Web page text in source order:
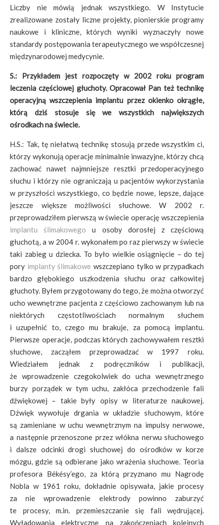
Liczby nie mówią jednak wszystkiego. W Instytucie
zrealizowane zostały liczne projekty, pionierskie programy
naukowe i kliniczne, których wyniki wyznaczyły nowe
standardy postępowania terapeutycznego we współczesnej
międzynarodowej medycynie.
S.: Przykładem jest rozpoczęty w 2002 roku program
leczenia częściowej głuchoty. Opracował Pan też technikę
operacyjną wszczepienia implantu przez okienko okrągłe,
którą dziś stosuje się we wszystkich największych
ośrodkach na świecie.
H.S.: Tak, tę niełatwą technikę stosują przede wszystkim ci,
którzy wykonują operacje minimalnie inwazyjne, którzy chcą
zachować nawet najmniejsze resztki przedoperacyjnego
słuchu i którzy nie ograniczają u pacjentów wykorzystania
w przyszłości wszystkiego, co będzie nowe, lepsze, dające
jeszcze większe możliwości słuchowe. W 2002 r.
przeprowadziłem pierwszą w świecie operację wszczepienia
implantu ślimakowego u osoby dorosłej z częściową
głuchotą, a w 2004 r. wykonałem po raz pierwszy w świecie
taki zabieg u dziecka. To było wielkie osiągnięcie – do tej
pory implanty ślimakowe wszczepiano tylko w przypadkach
bardzo głębokiego uszkodzenia słuchu oraz całkowitej
głuchoty. Byłem przygotowany do tego, że można otworzyć
ucho wewnętrzne pacjenta z częściowo zachowanym lub na
niektórych częstotliwościach normalnym słuchem
i uzupełnić to, czego mu brakuje, za pomocą implantu.
Pierwsze operacje, podczas których zachowywałem resztki
słuchowe, zacząłem przeprowadzać w 1997 roku.
Wiedziałem jednak z podręczników i publikacji,
że wprowadzenie czegokolwiek do ucha wewnętrznego
burzy porządek w tym uchu, zakłóca przechodzenie fali
dźwiękowej – takie były opisy w literaturze naukowej.
Dźwięk wywołuje drgania w układzie słuchowym, które
są zamieniane w uchu wewnętrznym na impulsy nerwowe,
a następnie przenoszone przez włókna nerwu słuchowego
i dalsze odcinki drogi słuchowej do ośrodków w korze
mózgu, gdzie są odbierane jako wrażenia słuchowe. Teoria
profesora Békésy’ego, za którą przyznano mu Nagrodę
Nobla w 1961 roku, dokładnie opisywała, jakie procesy
za nie wprowadzenie elektrody powinno zaburzyć
te procesy, m.in. przemieszczanie się fali wędrującej.
Wyładowania elektryczne na zakończeniach kolejnych